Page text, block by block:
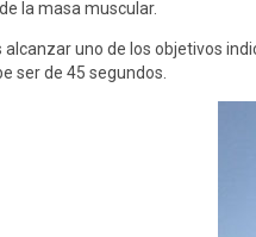
la masa muscular.
uno de los objetivos
ser de 45 segundos.